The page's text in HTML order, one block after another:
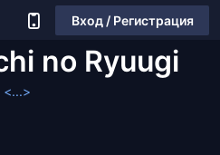
Вход / Регистрация
no Ryuugi
<...>